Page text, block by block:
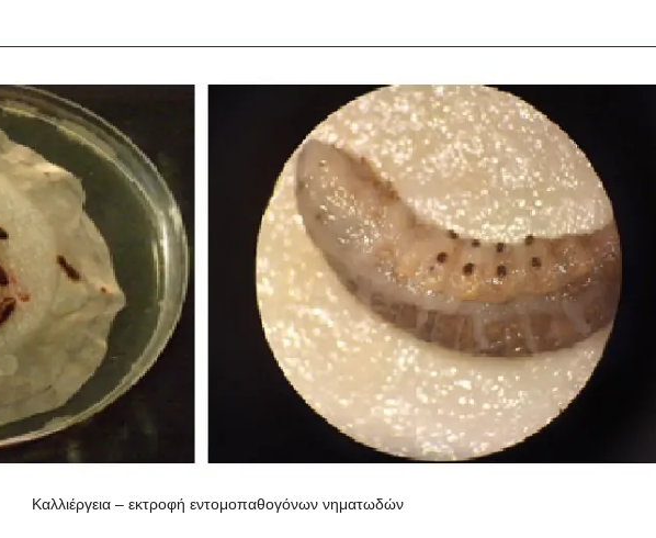
Καλλιέργεια – εκτροφή εντομοπαθογόνων νηματωδών